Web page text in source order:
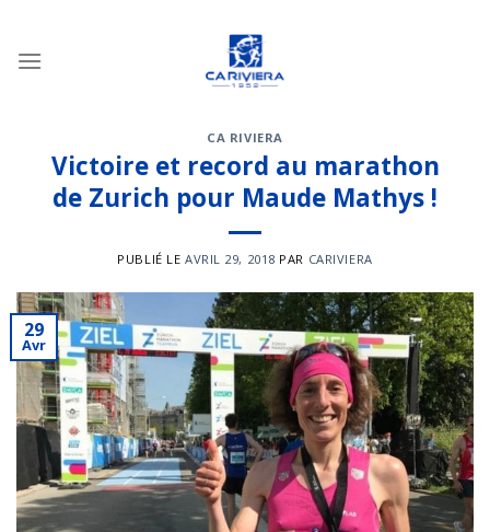
contenu
CA RIVIERA
Victoire et record au marathon
de Zurich pour Maude Mathys !
PUBLIÉ LE AVRIL 29, 2018 PAR CARIVIERA
29
Avr